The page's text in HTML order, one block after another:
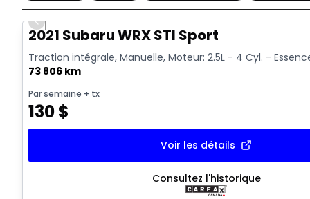
Vidéo disponible
Previous slide
2021 Subaru WRX STI Sport
Traction intégrale, Manuelle, Moteur: 2.5L - 4 Cyl. -
73 806 km
Par semaine + tx
130$
Voir les détails
Consultez l'historique